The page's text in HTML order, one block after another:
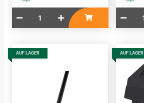
AUF LAGER AUF LAGER